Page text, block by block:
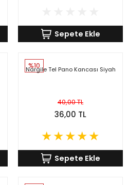
Sepete Ekle
%10
Nargile Tel Pano Kancası Siyah
40,00 TL
36,00 TL
Sepete Ekle